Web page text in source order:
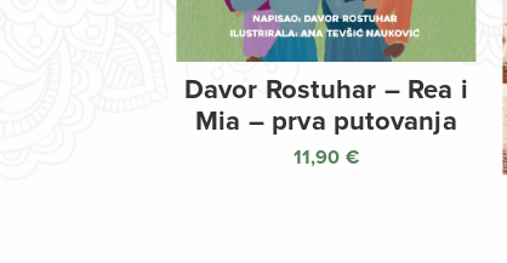
Davor Rostuhar – Rea i
Mia – prva putovanja
11,90 €